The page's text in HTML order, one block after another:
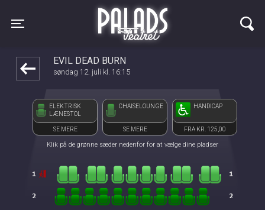
Toggle navigation
Palads Teatret
EVIL DEAD BURN
søndag 12. juli kl. 16:15
ELEKTRISK
LÆNESTOL
SE MERE
CHAISELOUNGE
SE MERE
HANDICAP
FRA KR. 125,00
Klik på de grønne sæder nedenfor for at vælge dine pladser
front03-cc 095147